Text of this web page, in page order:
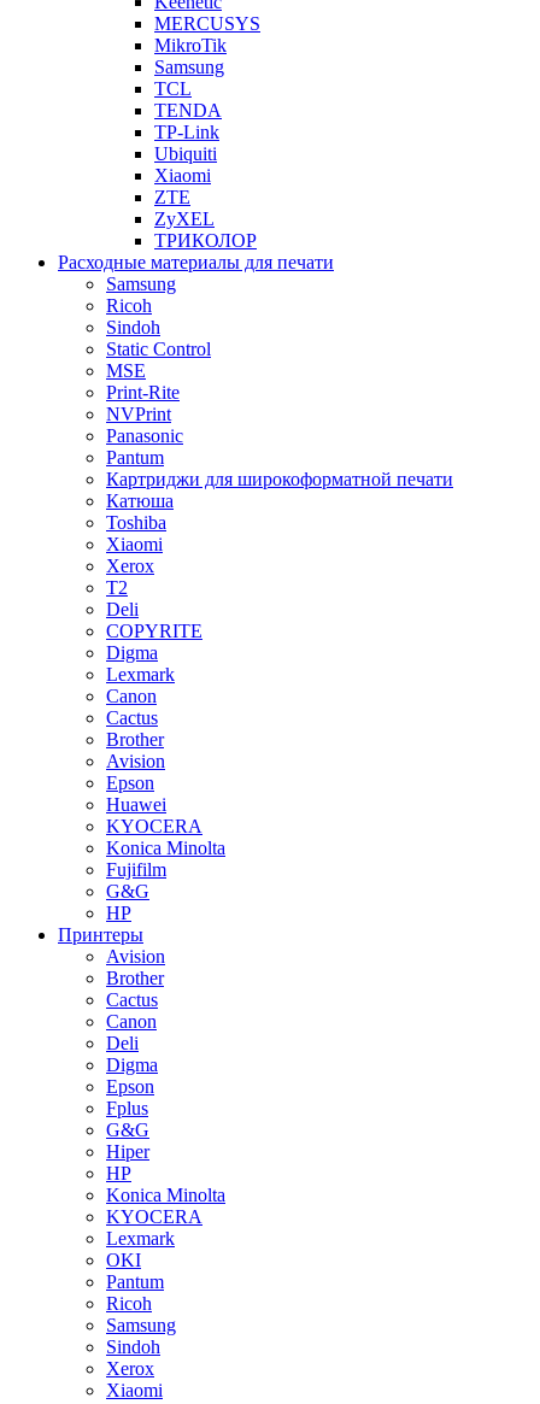
MERCUSYS
MikroTik
Samsung
TCL
TENDA
TP-Link
Ubiquiti
Xiaomi
ZTE
ZyXEL
ТРИКОЛОР
Расходные материалы для печати
Samsung
Ricoh
Sindoh
Static Control
MSE
Print-Rite
NVPrint
Panasonic
Pantum
Картриджи для широкоформатной печати
Катюша
Toshiba
Xiaomi
Xerox
T2
Deli
COPYRITE
Digma
Lexmark
Canon
Cactus
Brother
Avision
Epson
Huawei
KYOCERA
Konica Minolta
Fujifilm
G&G
HP
Принтеры
Avision
Brother
Cactus
Canon
Deli
Digma
Epson
Fplus
G&G
Hiper
HP
Konica Minolta
KYOCERA
Lexmark
OKI
Pantum
Ricoh
Samsung
Sindoh
Xerox
Xiaomi